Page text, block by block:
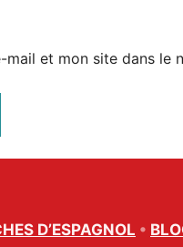
mail et mon site dans le
D’ESPAGNOL •